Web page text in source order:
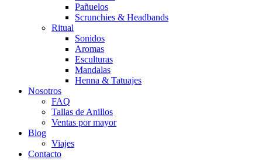
Pañuelos
Scrunchies & Headbands
Ritual
Sonidos
Aromas
Esculturas
Mandalas
Henna & Tatuajes
Nosotros
FAQ
Tallas de Anillos
Ventas por mayor
Blog
Viajes
Contacto